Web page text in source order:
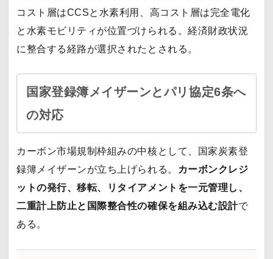
コスト層はCCSと水素利用、高コスト層は完全電化
と水素モビリティが位置づけられる。経済財政状況
に整合する経路が選択されたとされる。
国家登録簿メイザーンとパリ協定6条へ
の対応
カーボン市場規制枠組みの中核として、国家炭素登
録簿メイザーンが立ち上げられる。
カーボンクレジ
ットの発行、移転、リタイアメントを一元管理し、
二重計上防止と国際整合性の確保を組み込む設計で
ある。